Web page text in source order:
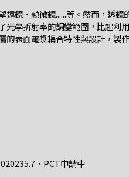
鏡、顯微鏡......等。然而，透
學折射率的調變範圍，比起
表面電漿耦合特性與設計，製
、PCT申請中